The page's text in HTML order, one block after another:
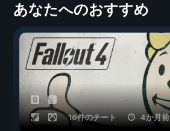
あなたへのおすすめ
16件のチート 4か月前